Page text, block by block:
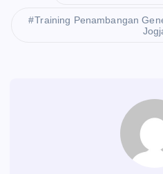
Training Penambangan